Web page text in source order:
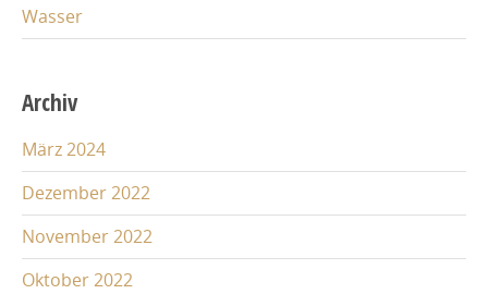
Wasser
Archiv
März 2024
Dezember 2022
November 2022
Oktober 2022